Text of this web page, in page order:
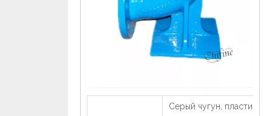
Серый чугун,